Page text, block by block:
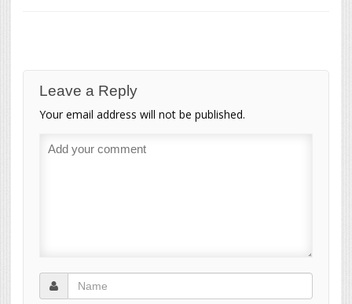
Leave a Reply
Your email address will not be published.